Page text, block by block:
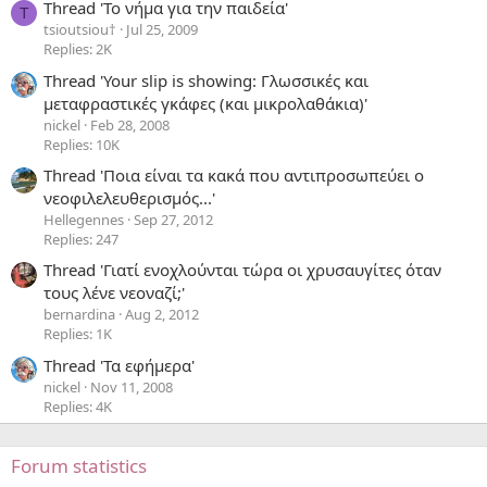
T Thread 'Το νήμα για την παιδεία'
tsioutsiou†
Jul 25, 2009
Replies: 2K
Thread 'Your slip is showing: Γλωσσικές και
μεταφραστικές γκάφες (και μικρολαθάκια)'
nickel Feb 28, 2008
Replies: 10K
Thread 'Ποια είναι τα κακά που αντιπροσωπεύει ο
νεοφιλελευθερισμός...'
Hellegennes Sep 27, 2012
Replies: 247
Thread 'Γιατί ενοχλούνται τώρα οι χρυσαυγίτες όταν
τους λένε νεοναζί;'
bernardina Aug 2, 2012
Replies: 1K
Thread 'Τα εφήμερα'
nickel Nov 11, 2008
Replies: 4K
Forum statistics